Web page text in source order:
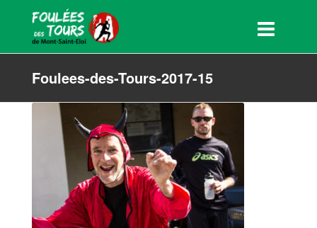
Foulees-des-Tours-2017-15